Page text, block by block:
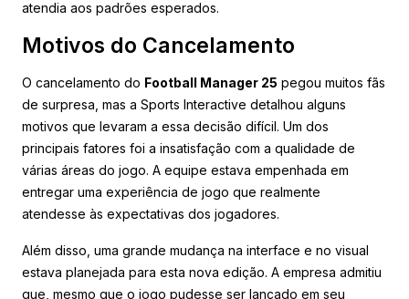
atendia aos padrões esperados.
Motivos do Cancelamento
O cancelamento do Football Manager 25 pegou muitos fãs
de surpresa, mas a Sports Interactive detalhou alguns
motivos que levaram a essa decisão difícil. Um dos
principais fatores foi a insatisfação com a qualidade de
várias áreas do jogo. A equipe estava empenhada em
entregar uma experiência de jogo que realmente
atendesse às expectativas dos jogadores.
Além disso, uma grande mudança na interface e no visual
estava planejada para esta nova edição. A empresa admitiu
que, mesmo que o jogo pudesse ser lançado em seu